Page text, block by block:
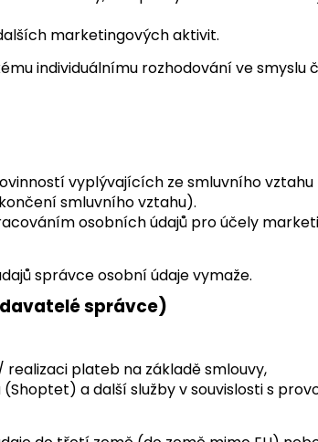
marketingových aktivit.
individuálnímu rozhodování ve smyslu
vyplývajících ze smluvního
smluvního vztahu).
osobních údajů pro účely
správce osobní údaje vymaže.
správce)
plateb na základě smlouvy,
a další služby v souvislosti s